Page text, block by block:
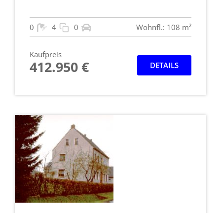
0 4 0 Wohnfl.: 108 m²
Kaufpreis
412.950 € DETAILS